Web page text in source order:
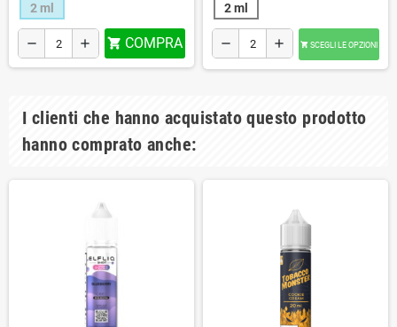
2 ml
remove add  COMPRA
2 ml
remove add  SCEGLI LE OPZIONI
I clienti che hanno acquistato questo prodotto
hanno comprato anche: